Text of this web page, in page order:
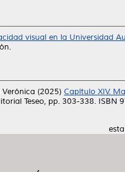
visual en la Universidad
Verónica (2025) Capítulo XIV.
Teseo, pp. 303-338. ISBN